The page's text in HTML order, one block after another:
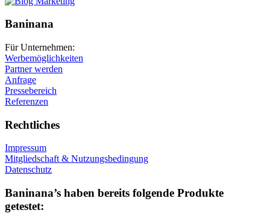
Baninana
Für Unternehmen:
Werbemöglichkeiten
Partner werden
Anfrage
Pressebereich
Referenzen
Rechtliches
Impressum
Mitgliedschaft & Nutzungsbedingung
Datenschutz
Baninana’s haben bereits folgende Produkte
getestet: